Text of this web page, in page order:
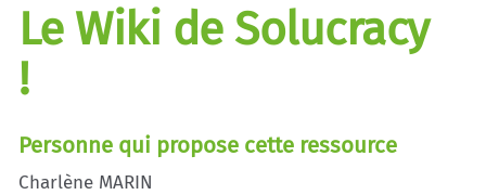
Le Wiki de Solucracy
!
Personne qui propose cette ressource
Charlène MARIN